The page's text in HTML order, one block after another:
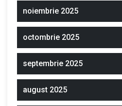
noiembrie 2025
octombrie 2025
septembrie 2025
august 2025